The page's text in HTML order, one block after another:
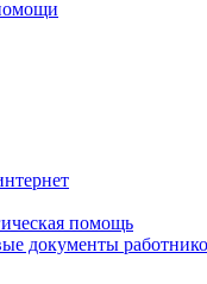
помощь
документы